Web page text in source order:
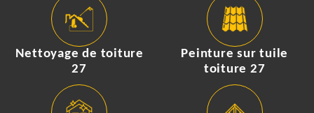
Nettoyage de toiture
27
Peinture sur tuile
toiture 27